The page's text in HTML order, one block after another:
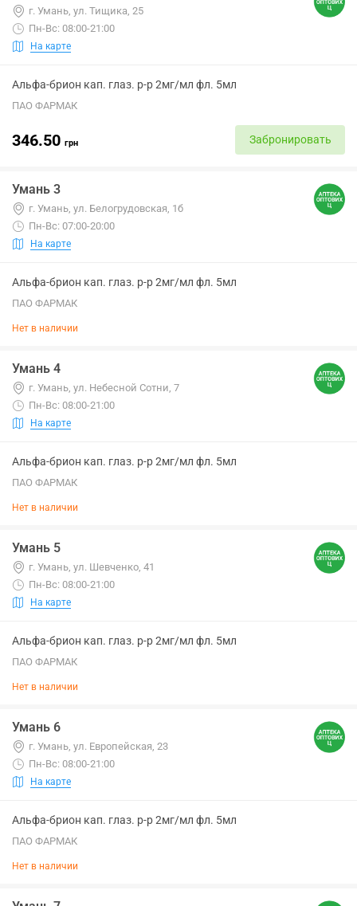
г. Умань, ул. Тищика, 25
Пн-Вс: 08:00-21:00
На карте
Альфа-брион кап. глаз. р-р 2мг/мл фл. 5мл
ПАО ФАРМАК
346.50 грн Забронировать
Умань 3
г. Умань, ул. Белогрудовская, 1б
Пн-Вс: 07:00-20:00
На карте
Альфа-брион кап. глаз. р-р 2мг/мл фл. 5мл
ПАО ФАРМАК
Нет в наличии
Умань 4
г. Умань, ул. Небесной Сотни, 7
Пн-Вс: 08:00-21:00
На карте
Альфа-брион кап. глаз. р-р 2мг/мл фл. 5мл
ПАО ФАРМАК
Нет в наличии
Умань 5
г. Умань, ул. Шевченко, 41
Пн-Вс: 08:00-21:00
На карте
Альфа-брион кап. глаз. р-р 2мг/мл фл. 5мл
ПАО ФАРМАК
Нет в наличии
Умань 6
г. Умань, ул. Европейская, 23
Пн-Вс: 08:00-21:00
На карте
Альфа-брион кап. глаз. р-р 2мг/мл фл. 5мл
ПАО ФАРМАК
Нет в наличии